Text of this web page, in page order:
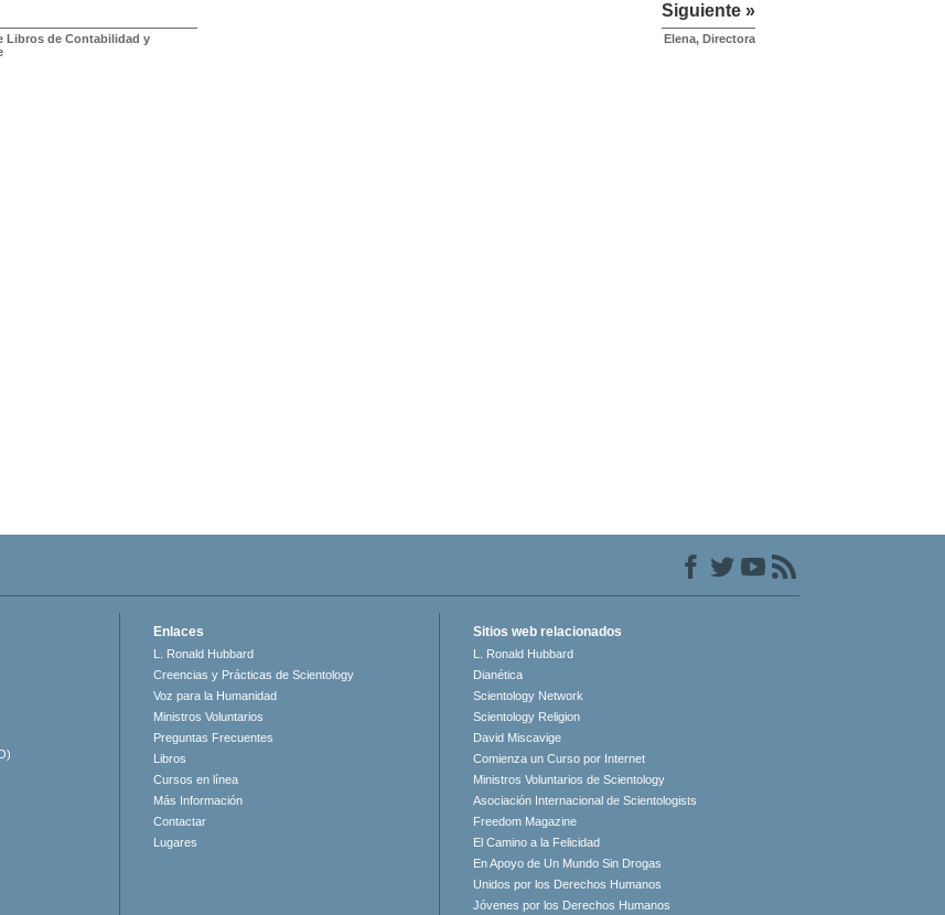
Libros de Contabilidad y
Siguiente »
Elena, Directora
Enlaces
L. Ronald Hubbard
Creencias y Prácticas de Scientology
Voz para la Humanidad
Ministros Voluntarios
Preguntas Frecuentes
Libros
Cursos en línea
Más Información
Contactar
Lugares
Sitios web relacionados
L. Ronald Hubbard
Dianética
Scientology Network
Scientology Religion
David Miscavige
Comienza un Curso por Internet
Ministros Voluntarios de Scientology
Asociación Internacional de Scientologists
Freedom Magazine
El Camino a la Felicidad
En Apoyo de Un Mundo Sin Drogas
Unidos por los Derechos Humanos
Jóvenes por los Derechos Humanos